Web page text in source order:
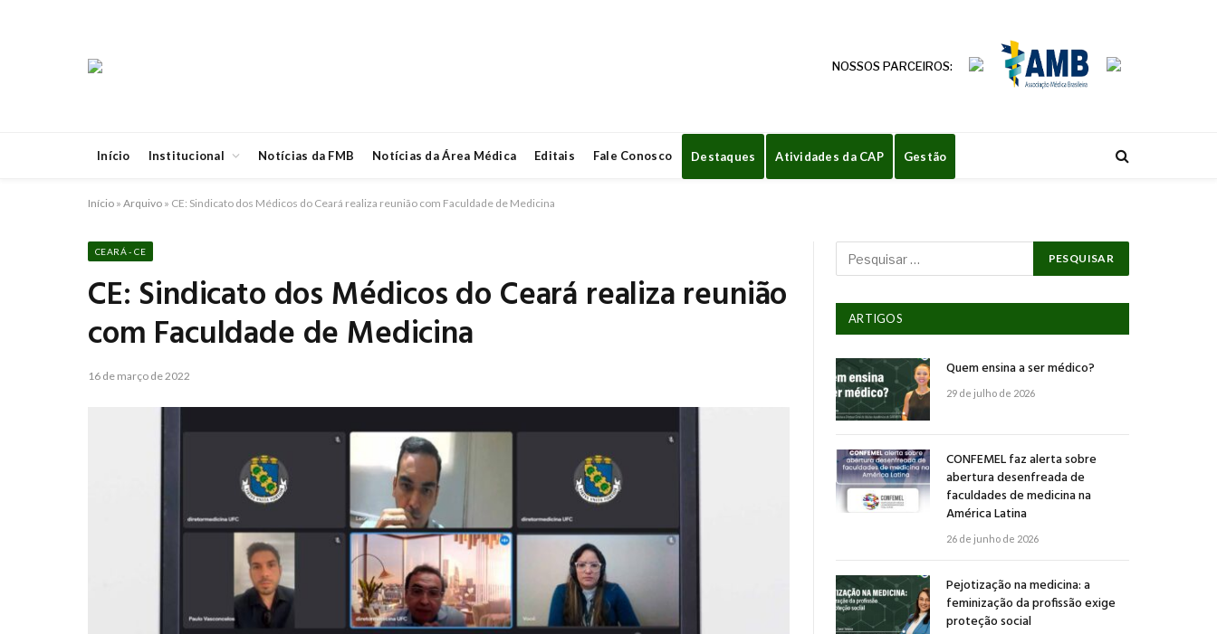
NOSSOS PARCEIROS:
Início Institucional Notícias da FMB Notícias da Área Médica Editais Fale Conosco Destaques Atividades da CAP Gestão
Início » Arquivo » CE: Sindicato dos Médicos do Ceará realiza reunião com Faculdade de Medicina
CEARÁ - CE
CE: Sindicato dos Médicos do Ceará realiza reunião
com Faculdade de Medicina
16 de março de 2022
ARTIGOS
Quem ensina a ser médico?
29 de julho de 2026
CONFEMEL faz alerta sobre
abertura desenfreada de
faculdades de medicina na
América Latina
26 de junho de 2026
Pejotização na medicina: a
feminização da profissão exige
proteção social